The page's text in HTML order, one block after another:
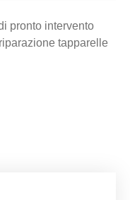
pronto intervento
tapparelle